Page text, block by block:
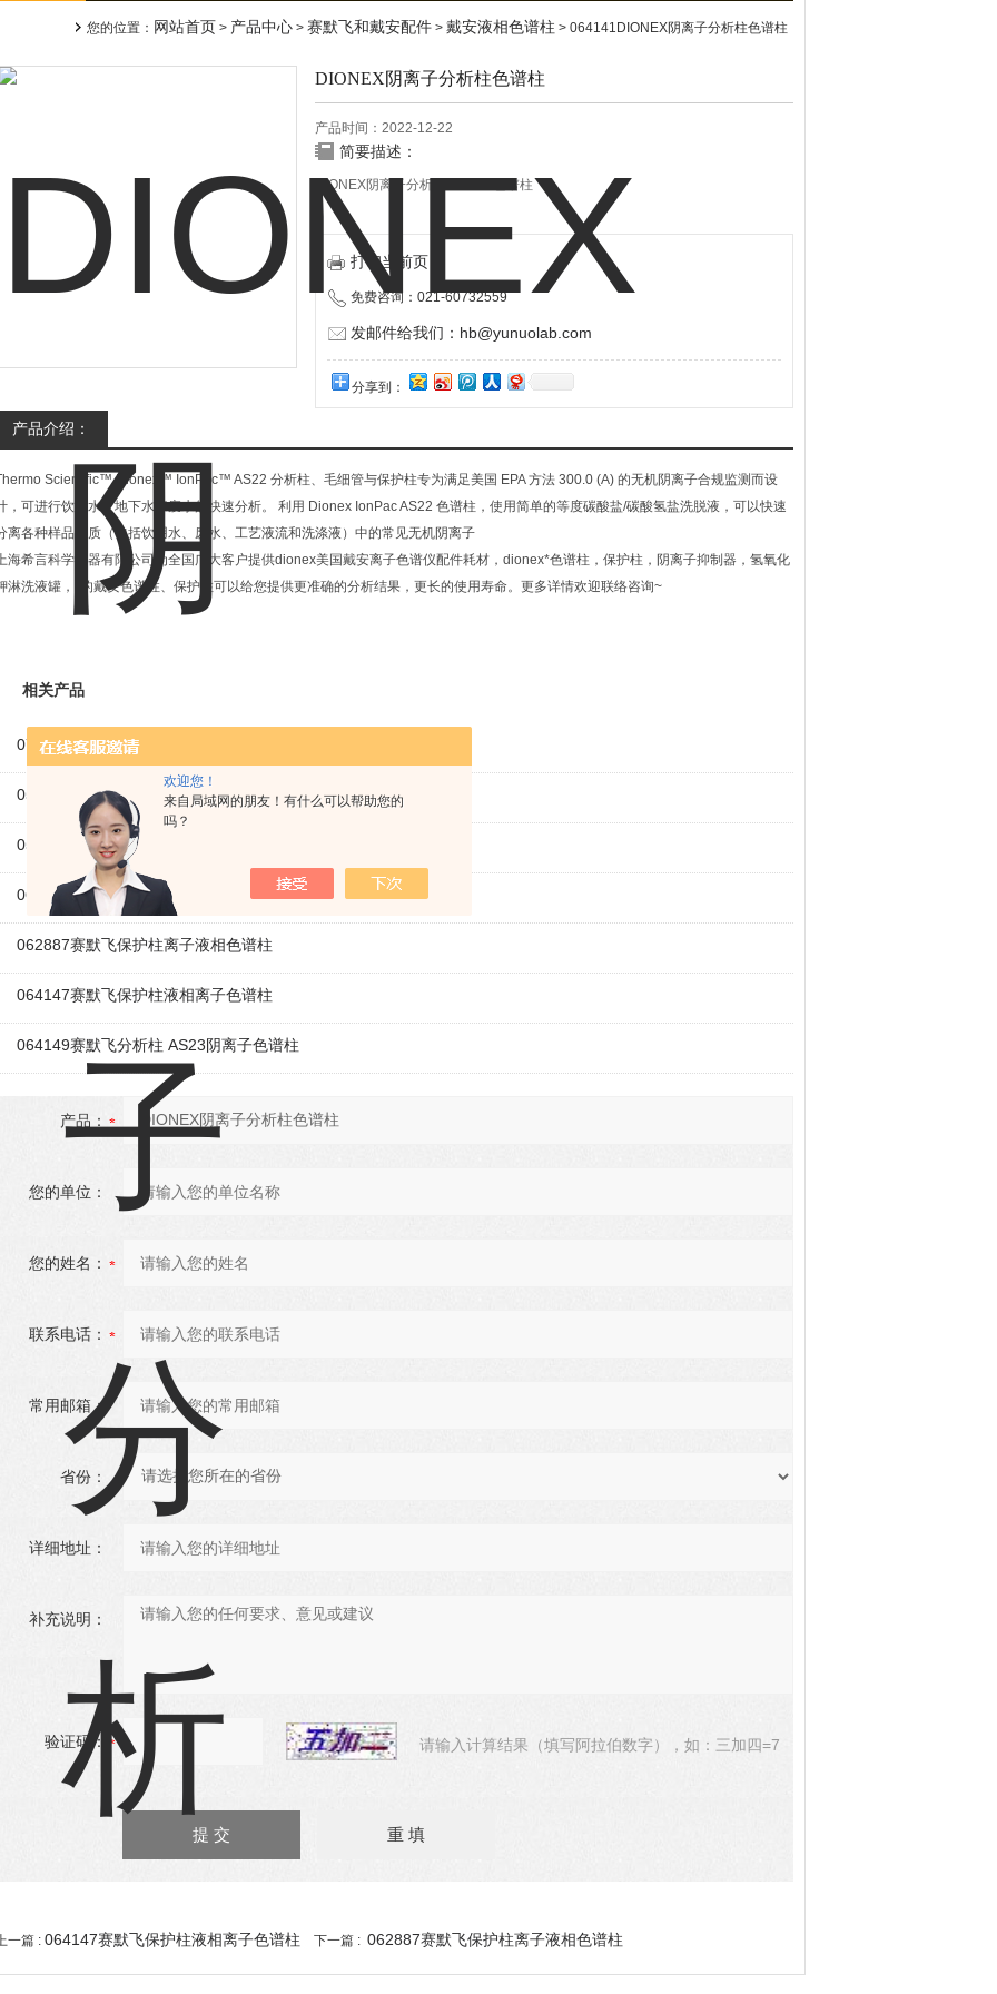
欢迎您！
来自局域网的朋友！有什么可以帮助您的
吗？
您的位置： 网站首页 > 产品中心 > 赛默飞和戴安配件 > 戴安液相色谱柱 > 064141DIONEX阴离子分析柱色谱柱
DIONEX阴离子分析柱色谱柱
产品时间：2022-12-22
简要描述：
DIONEX阴离子分析柱064141色谱柱
打印当前页
免费咨询：021-60732559
发邮件给我们：hb@yunuolab.com
分享到：
产品介绍：
Scientific™ Dionex™ IonPac™ AS22 分析柱、毛细管与保护柱专为满足美国 EPA 方法 300.0 (A) 的无机阴离子合规监测而设
，可进行饮用水、地下水和废水的快速分析。 利用 Dionex IonPac AS22 色谱柱，使用简单的等度碳酸盐/碳酸氢盐洗脱液，可以快速
离各种样品基质（包括饮用水、废水、工艺液流和洗涤液）中的常见无机阴离子
海希言科学仪器有限公司为全国广大客户提供dionex美国戴安离子色谱仪配件耗材，dionex*色谱柱，保护柱，阴离子抑制器，氢氧化
淋洗液罐，*的戴安色谱柱、保护柱可以给您提供更准确的分析结果，更长的使用寿命。更多详情欢迎联络咨询~
相关产品
071387Acclaim™ Trinity P1 HPLC 色谱柱
052960赛默飞色谱柱高容量柱AS11
052962赛默飞高容量柱离子色谱柱
062885赛默飞分析柱液相色谱柱
062887赛默飞保护柱离子液相色谱柱
064147赛默飞保护柱液相离子色谱柱
064149赛默飞分析柱 AS23阴离子色谱柱
产品：
您的单位：
您的姓名：
联系电话：
常用邮箱：
省份：
详细地址：
补充说明：
验证码： 请输入计算结果（填写阿拉伯数字），如：三加四=7
一篇 : 064147赛默飞保护柱液相离子色谱柱 下一篇 : 062887赛默飞保护柱离子液相色谱柱